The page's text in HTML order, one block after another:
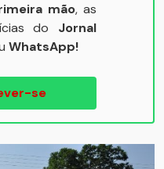
mão, as
do Jornal
WhatsApp!
se